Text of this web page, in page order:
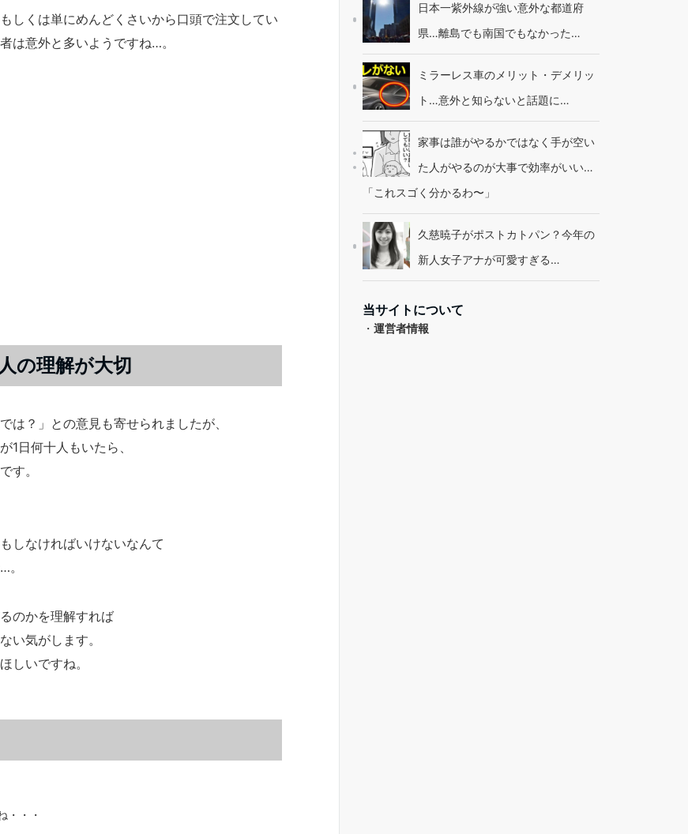
しくは単にめんどくさいから口頭で注文してい
は意外と多いようですね…。
の理解が大切
は？」との意見も寄せられましたが、
1日何十人もいたら、
す。
しなければいけないなんて
。
のかを理解すれば
い気がします。
しいですね。
・・・
日本一紫外線が強い意外な都道府
県…離島でも南国でもなかった…
ミラーレス車のメリット・デメリッ
ト…意外と知らないと話題に…
家事は誰がやるかではなく手が空い
た人がやるのが大事で効率がいい…
「これスゴく分かるわ〜」
久慈暁子がポストカトパン？今年の
新人女子アナが可愛すぎる…
当サイトについて
・ 運営者情報